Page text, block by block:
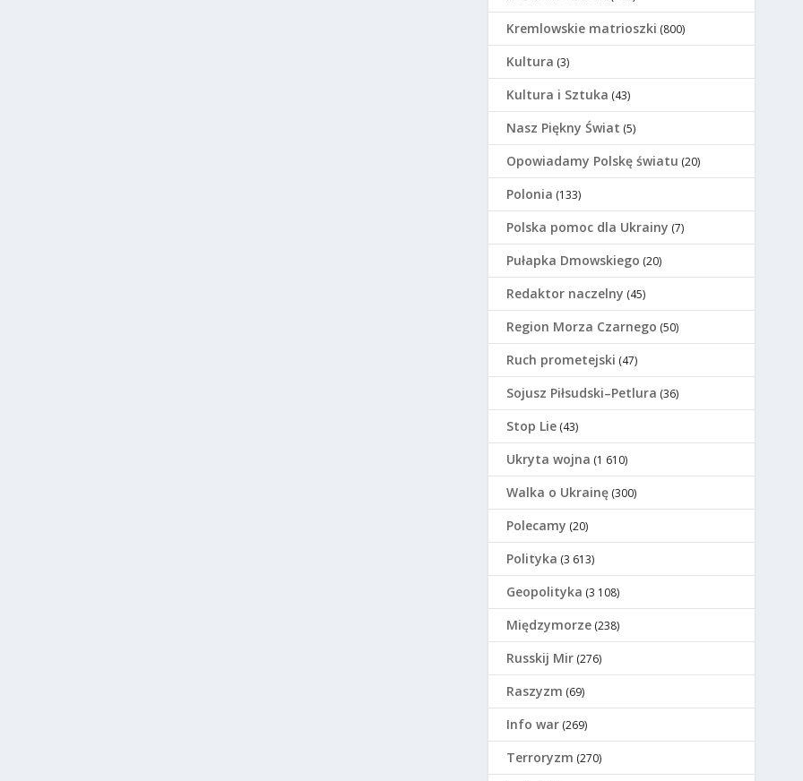
Kremlowskie matrioszki (800)
Kultura (3)
Kultura i Sztuka (43)
Nasz Piękny Świat (5)
Opowiadamy Polskę światu (20)
Polonia (133)
Polska pomoc dla Ukrainy (7)
Pułapka Dmowskiego (20)
Redaktor naczelny (45)
Region Morza Czarnego (50)
Ruch prometejski (47)
Sojusz Piłsudski–Petlura (36)
Stop Lie (43)
Ukryta wojna (1 610)
Walka o Ukrainę (300)
Polecamy (20)
Polityka (3 613)
Geopolityka (3 108)
Międzymorze (238)
Russkij Mir (276)
Raszyzm (69)
Info war (269)
Terroryzm (270)